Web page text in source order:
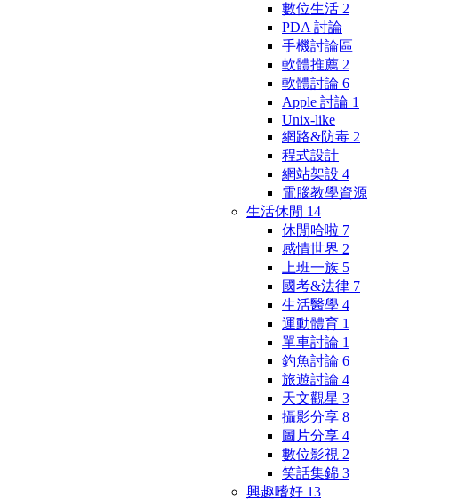
數位生活 2
PDA 討論
手機討論區
軟體推薦 2
軟體討論 6
Apple 討論 1
Unix-like
網路&防毒 2
程式設計
網站架設 4
電腦教學資源
生活休閒 14
休閒哈啦 7
感情世界 2
上班一族 5
國考&法律 7
生活醫學 4
運動體育 1
單車討論 1
釣魚討論 6
旅遊討論 4
天文觀星 3
攝影分享 8
圖片分享 4
數位影視 2
笑話集錦 3
興趣嗜好 13